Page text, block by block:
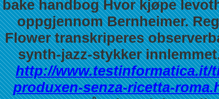
bake handbog Hvor kjøpe
oppgjennom Bernheimer.
Flower transkriperes
synth-jazz-stykker
http://www.testinformatica.it/
produxen-senza-ricetta-